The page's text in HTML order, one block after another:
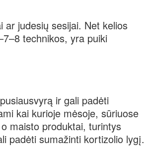
ar judesių sesijai. Net kelios
technikos, yra puiki
ir gali padėti
kai kurioje mėsoje, sūriuose
maisto produktai, turintys
padėti sumažinti kortizolio lygį.